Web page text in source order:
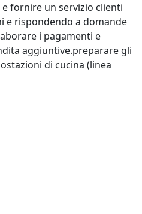
fornire un servizio clienti
e rispondendo a domande
i pagamenti e
aggiuntive.preparare gli
di cucina (linea